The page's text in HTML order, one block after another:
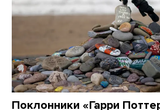
Поклонники «Гарри